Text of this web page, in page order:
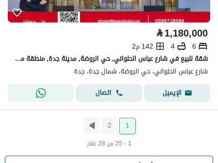
⃁1,180,000
6
4
142 م2
شقة للبيع في شارع عباس الحلواني, حي الروضة, مدينة جدة, منطقة مكة المكرمة
شارع عباس الحلواني، حي الروضة، شمال جدة، جدة
الإيميل
اتصال
1
2
1 - 25 من 28 عقار